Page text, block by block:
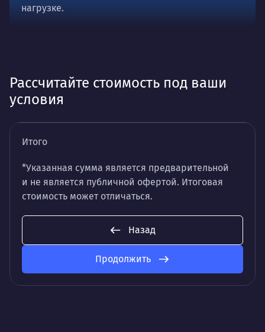
нагрузке.
Рассчитайте стоимость под ваши
условия
Итого
*Указанная сумма является предварительной
и не является публичной офертой. Итоговая
стоимость может отличаться.
Назад
Продолжить